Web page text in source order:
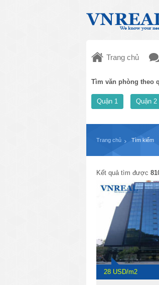
Trang chủ
Tìm văn phòng theo
Quận 1 Quận 2
Trang chủ Tìm kiếm
Kết quả tìm được
28 USD/m2